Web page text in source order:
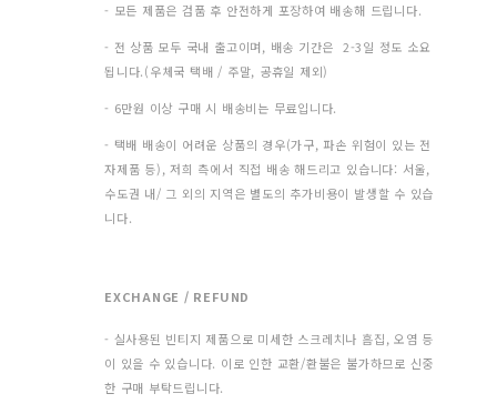
- 모든 제품은 검품 후 안전하게 포장하여 배송해 드립니다.
- 전 상품 모두 국내 출고이며, 배송 기간은 2-3일 정도 소요
됩니다.(우체국 택배 / 주말, 공휴일 제외)
- 6만원 이상 구매 시 배송비는 무료입니다.
- 택배 배송이 어려운 상품의 경우(가구, 파손 위험이 있는 전
자제품 등), 저희 측에서 직접 배송 해드리고 있습니다: 서울,
수도권 내/ 그 외의 지역은 별도의 추가비용이 발생할 수 있습
니다.
EXCHANGE / REFUND
- 실사용된 빈티지 제품으로 미세한 스크레치나 흠집, 오염 등
이 있을 수 있습니다. 이로 인한 교환/환불은 불가하므로 신중
한 구매 부탁드립니다.